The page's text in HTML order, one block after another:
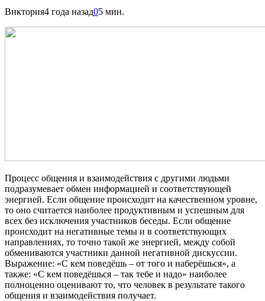
Виктория4 года назад05 мин.
Процесс общения и взаимодействия с другими людьми
подразумевает обмен информацией и соответствующей
энергией. Если общение происходит на качественном уровне,
то оно считается наиболее продуктивным и успешным для
всех без исключения участников беседы. Если общение
происходит на негативные темы и в соответствующих
направлениях, то точно такой же энергией, между собой
обмениваются участники данной негативной дискуссии.
Выражение: «С кем поведёшь – от того и наберёшься», а
также: «С кем поведёшься – так тебе и надо» наиболее
полноценно оценивают то, что человек в результате такого
общения и взаимодействия получает.